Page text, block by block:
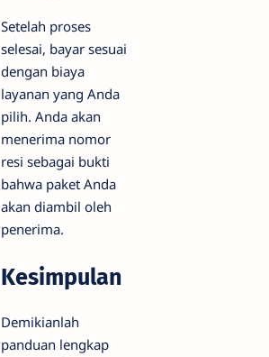
Setelah proses
selesai, bayar sesuai
dengan biaya
layanan yang Anda
pilih. Anda akan
menerima nomor
resi sebagai bukti
bahwa paket Anda
akan diambil oleh
penerima.
Kesimpulan
Demikianlah
panduan lengkap